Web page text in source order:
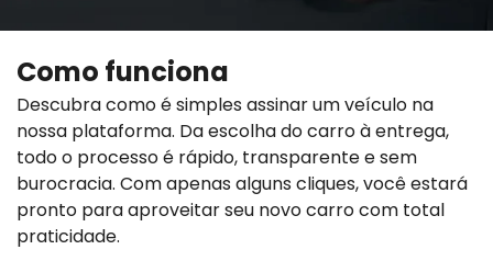
Como funciona
Descubra como é simples assinar um veículo na
nossa plataforma. Da escolha do carro à entrega,
todo o processo é rápido, transparente e sem
burocracia. Com apenas alguns cliques, você estará
pronto para aproveitar seu novo carro com total
praticidade.